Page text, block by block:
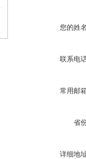
您的姓
联系电
常用邮
省
详细地